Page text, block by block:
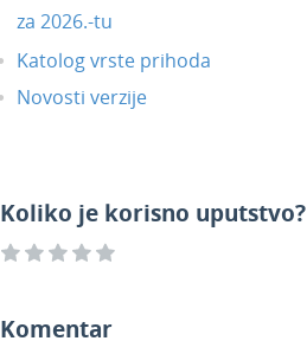
za 2026.-tu
Katolog vrste prihoda
Novosti verzije
Koliko je korisno uputstvo?
Komentar